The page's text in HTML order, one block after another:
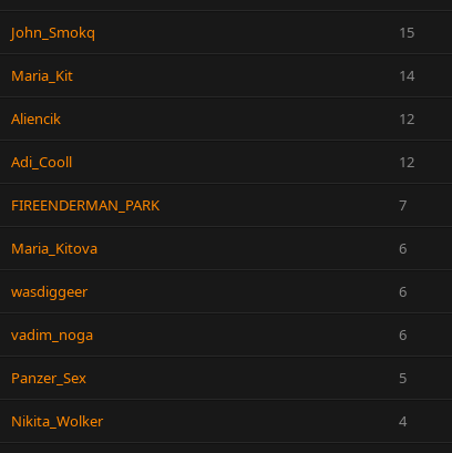
John_Smokq 15
Maria_Kit 14
Aliencik 12
Adi_Cooll 12
FIREENDERMAN_PARK 7
Maria_Kitova 6
wasdiggeer 6
vadim_noga 6
Panzer_Sex 5
Nikita_Wolker 4